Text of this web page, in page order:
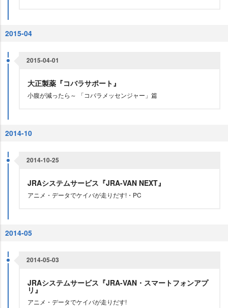
2015-04
2015-04-01
大正製薬『コバラサポート』
小腹が減ったら～ 「コバラメッセンジャー」篇
2014-10
2014-10-25
JRAシステムサービス『JRA-VAN NEXT』
アニメ・データでケイバが走りだす!・PC
2014-05
2014-05-03
JRAシステムサービス『JRA-VAN・スマートフォンアプ
リ』
アニメ・データでケイバが走りだす!